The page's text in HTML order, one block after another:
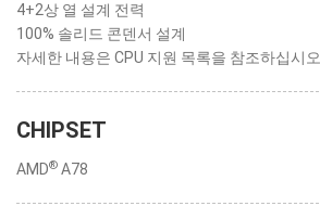
4+2상 열 설계 전력
100% 솔리드 콘덴서 설계
자세한 내용은 CPU 지원 목록을 참조하십시오.
CHIPSET
AMD® A78